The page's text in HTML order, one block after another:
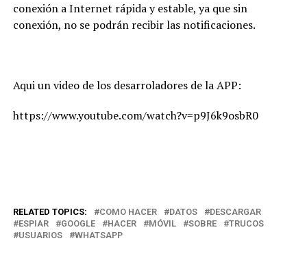
conexión a Internet rápida y estable, ya que sin
conexión, no se podrán recibir las notificaciones.
Aqui un video de los desarroladores de la APP:
https://www.youtube.com/watch?v=p9J6k9osbR0
RELATED TOPICS: COMO HACER DATOS
DESCARGAR
ESPIAR
GOOGLE HACER MÓVIL SOBRE
TRUCOS
USUARIOS
WHATSAPP